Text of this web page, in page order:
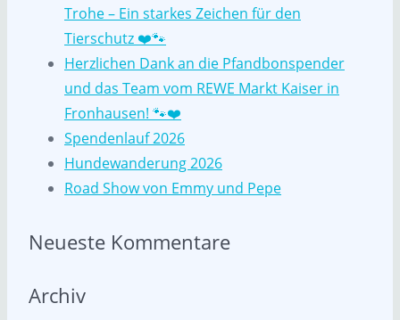
Trohe – Ein starkes Zeichen für den
Tierschutz ❤️🐾
Herzlichen Dank an die Pfandbonspender
und das Team vom REWE Markt Kaiser in
Fronhausen! 🐾❤️
Spendenlauf 2026
Hundewanderung 2026
Road Show von Emmy und Pepe
Neueste Kommentare
Archiv